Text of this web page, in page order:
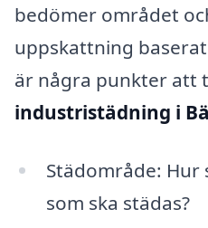
bedömer området
uppskattning
är några punkter att
industristädning i
Städområde:
som ska städas?